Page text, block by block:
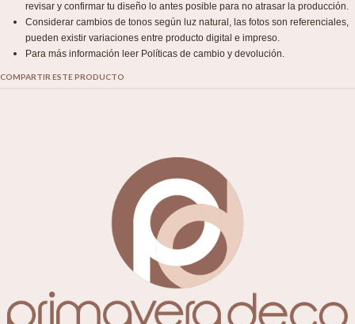
revisar y confirmar tu diseño lo antes posible para no atrasar la producción.
Considerar cambios de tonos según luz natural, las fotos son referenciales,
pueden existir variaciones entre producto digital e impreso.
Para más información leer Políticas de cambio y devolución.
COMPARTIR ESTE PRODUCTO